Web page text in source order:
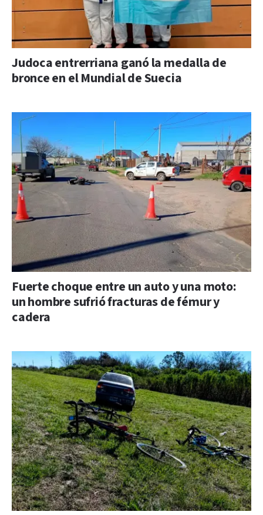
Judoca entrerriana ganó la medalla de
bronce en el Mundial de Suecia
Fuerte choque entre un auto y una moto:
un hombre sufrió fracturas de fémur y
cadera